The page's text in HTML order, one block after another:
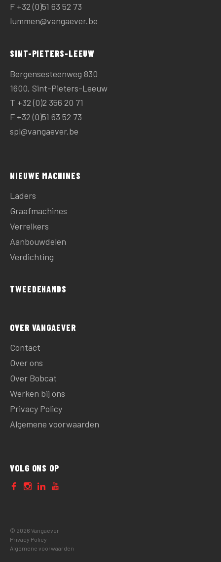
F +32 (0)51 63 52 73
lummen@vangaever.be
SINT-PIETERS-LEEUW
Bergensesteenweg 830
1600, Sint-Pieters-Leeuw
T +32 (0)2 356 20 71
F +32 (0)51 63 52 73
spl@vangaever.be
NIEUWE MACHINES
Laders
Graafmachines
Verreikers
Aanbouwdelen
Verdichting
TWEEDEHANDS
OVER VANGAEVER
Contact
Over ons
Over Bobcat
Werken bij ons
Privacy Policy
Algemene voorwaarden
VOLG ONS OP
© 2026 Vangaever
Privacy Policy
Algemene voorwaarden